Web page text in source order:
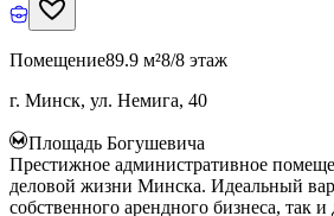
Помещение89.9 м²8/8 этаж
г. Минск, ул. Немига, 40
Площадь Богушевича
Престижное административное
деловой жизни Минска. Идеальный
собственного арендного бизнеса, так